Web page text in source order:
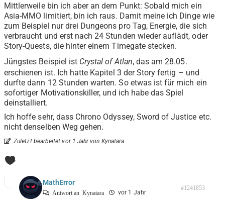
Mittlerweile bin ich aber an dem Punkt: Sobald mich ein
Asia-MMO limitiert, bin ich raus. Damit meine ich Dinge wie
zum Beispiel nur drei Dungeons pro Tag, Energie, die sich
verbraucht und erst nach 24 Stunden wieder auflädt, oder
Story-Quests, die hinter einem Timegate stecken.
Jüngstes Beispiel ist Crystal of Atlan, das am 28.05.
erschienen ist. Ich hatte Kapitel 3 der Story fertig – und
durfte dann 12 Stunden warten. So etwas ist für mich ein
sofortiger Motivationskiller, und ich habe das Spiel
deinstalliert.
Ich hoffe sehr, dass Chrono Odyssey, Sword of Justice etc.
nicht denselben Weg gehen.
Zuletzt bearbeitet vor 1 Jahr von Kynatara
3
MathError
Antwort an Kynatara vor 1 Jahr
#1241853